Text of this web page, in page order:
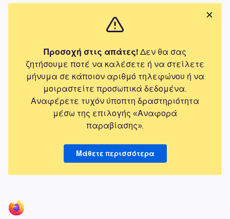
Προσοχή στις απάτες! Δεν θα σας
ζητήσουμε ποτέ να καλέσετε ή να στείλετε
μήνυμα σε κάποιον αριθμό τηλεφώνου ή να
μοιραστείτε προσωπικά δεδομένα.
Αναφέρετε τυχόν ύποπτη δραστηριότητα
μέσω της επιλογής «Αναφορά
παραβίασης».
Μάθετε περισσότερα